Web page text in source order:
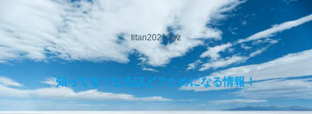
titan2021.xyz
知ってる？なるほど？ためになる情報！